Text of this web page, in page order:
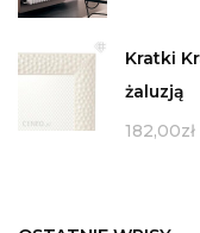
Kratki
żaluzją
182,00zł